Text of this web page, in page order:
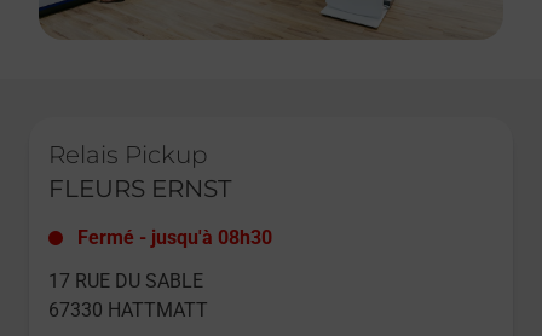
Relais Pickup
FLEURS ERNST
Fermé - jusqu'à 08h30
17 RUE DU SABLE
67330 HATTMATT